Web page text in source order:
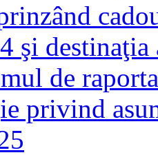
şi destinaţia
de
privind